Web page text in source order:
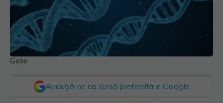
Gene
Adaugă-ne ca sursă preferată în Google